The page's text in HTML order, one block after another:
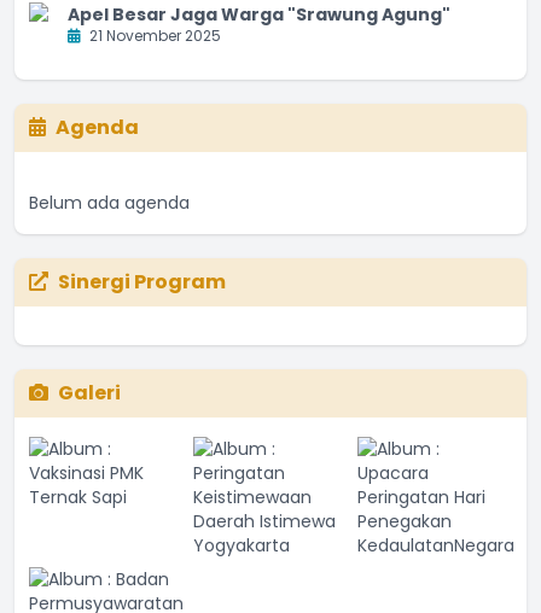
Apel Besar Jaga Warga "Srawung Agung"
21 November 2025
Agenda
Belum ada agenda
Sinergi Program
Galeri